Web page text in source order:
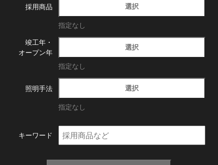
採用商品 選択
指定なし
竣工年・
オープン年
選択
指定なし
照明手法 選択
指定なし
キーワード